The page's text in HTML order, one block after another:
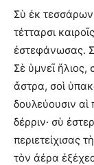
Σὺ ἐκ τεσσάρων
τέτταρσι
ἐστεφάνωσας.
Σὲ ὑμνεῖ ἥλιος,
ἄστρα, σοὶ
δουλεύουσιν αἱ
δέρριν· σὺ
περιετείχισας
τὸν ἀέρα